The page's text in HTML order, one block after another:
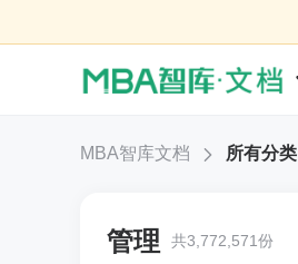
MBA智库文档 所有分类
管理 共3,772,571份